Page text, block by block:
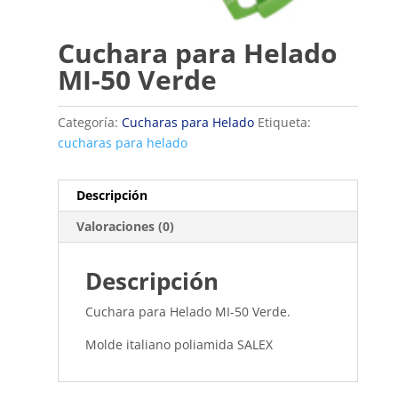
Cuchara para Helado
MI-50 Verde
Categoría: Cucharas para Helado Etiqueta:
cucharas para helado
Descripción
Valoraciones (0)
Descripción
Cuchara para Helado MI-50 Verde.
Molde italiano poliamida SALEX